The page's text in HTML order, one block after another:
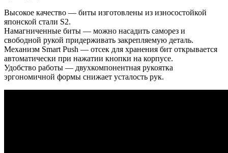
Высокое качество — биты изготовлены из износостойкой
японской стали S2.
Намагниченные биты — можно насадить саморез и
свободной рукой придерживать закрепляемую деталь.
Механизм Smart Push — отсек для хранения бит открывается
автоматически при нажатии кнопки на корпусе.
Удобство работы — двухкомпонентная рукоятка
эргономичной формы снижает усталость рук.